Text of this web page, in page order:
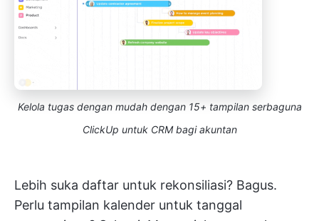
Kelola tugas dengan mudah dengan 15+ tampilan serbaguna
ClickUp untuk CRM bagi akuntan
Lebih suka daftar untuk rekonsiliasi? Bagus.
Perlu tampilan kalender untuk tanggal